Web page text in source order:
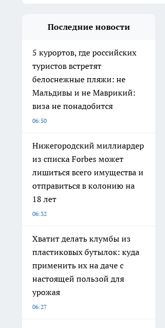
Последние новости
5 курортов, где российских
туристов встретят
белоснежные пляжи: не
Мальдивы и не Маврикий:
виза не понадобится
06:50
Нижегородский миллиардер
из списка Forbes может
лишиться всего имущества и
отправиться в колонию на
18 лет
06:32
Хватит делать клумбы из
пластиковых бутылок: куда
применить их на даче с
настоящей пользой для
урожая
06:27